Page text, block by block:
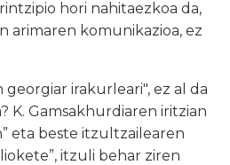
hori nahitaezkoa da,
arimaren komunikazioa, ez
georgiar irakurleari", ez al da
K. Gamsakhurdiaren iritzian
eta beste itzultzailearen
itzuli behar ziren